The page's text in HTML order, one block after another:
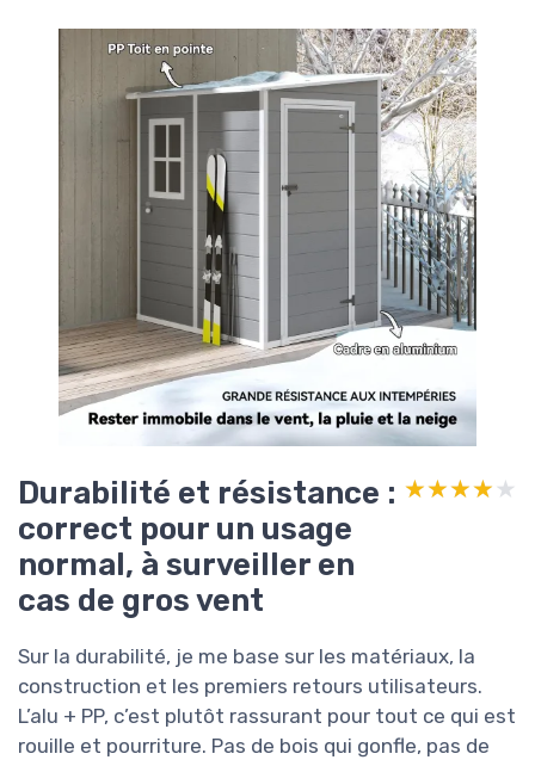
Durabilité et résistance :
correct pour un usage
normal, à surveiller en
cas de gros vent
★★★★★
★★★★★
Sur la durabilité, je me base sur les matériaux, la
construction et les premiers retours utilisateurs.
L’alu + PP, c’est plutôt rassurant pour tout ce qui est
rouille et pourriture. Pas de bois qui gonfle, pas de